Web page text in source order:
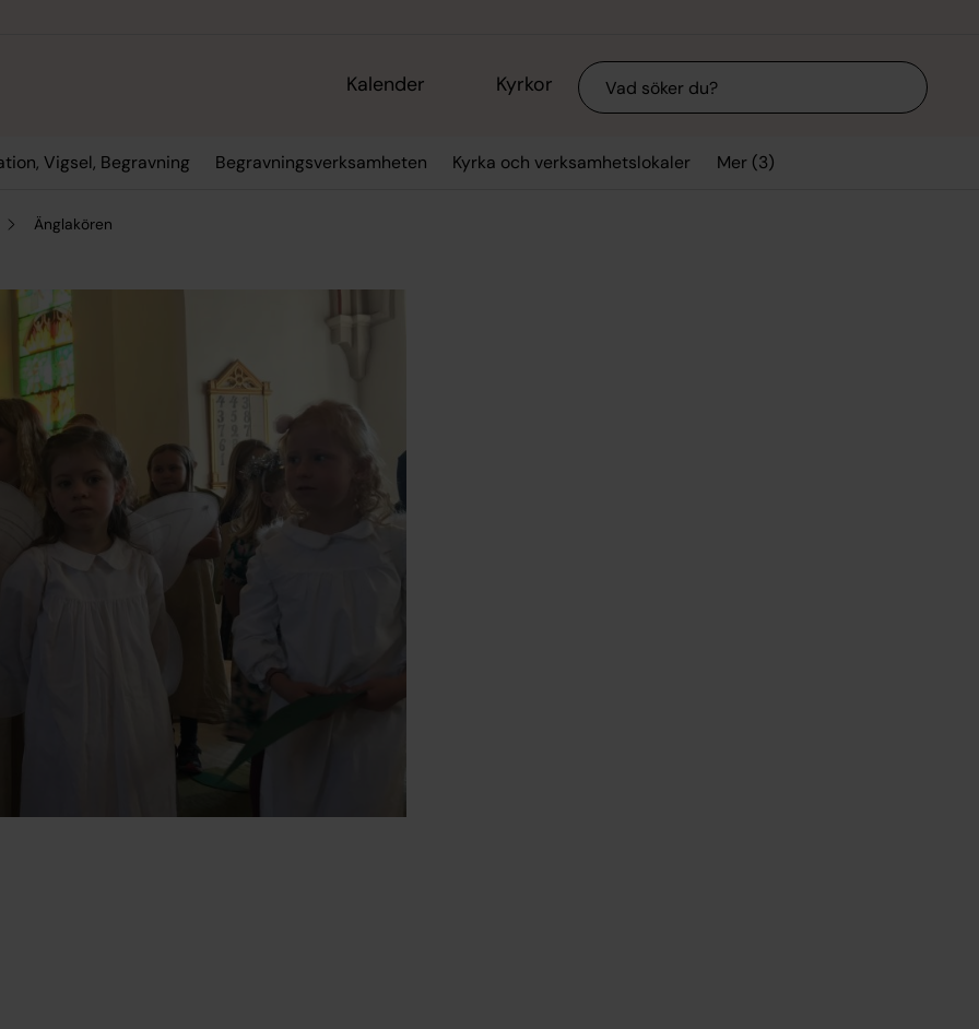
Kalender Kyrkor Sök
Vigsel, Begravning Begravningsverksamheten Kyrka och verksamhetslokaler Mer (3)
Änglakören